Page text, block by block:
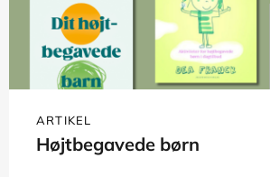
ARTIKEL
Højtbegavede børn